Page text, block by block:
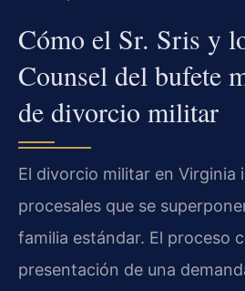
Cómo el Sr. Sris y
Counsel del bufete
de divorcio militar
El divorcio militar en Virginia
procesales que se
familia estándar. El proceso
presentación de una